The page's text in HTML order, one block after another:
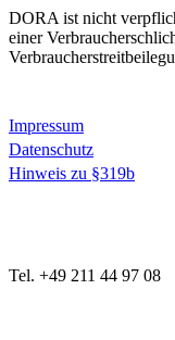
DORA ist nicht
einer
Impressum
Datenschutz
Hinweis zu §319b
Tel. +49 211 44 97 08